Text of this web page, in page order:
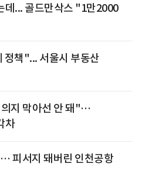
데... 골드만삭스 "1만2000
책"... 서울시 부동산
지 막아선 안 돼"…
차
피서지 돼버린 인천공항